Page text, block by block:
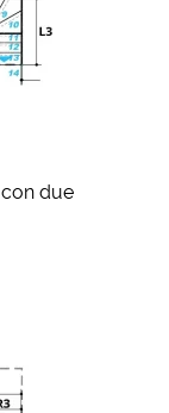
due